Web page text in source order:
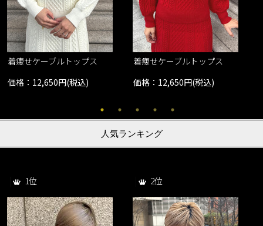
着痩せケーブルトップス
価格：12,650円(税込)
着痩せケーブルトップス
価格：12,650円(税込)
人気ランキング
1位 2位